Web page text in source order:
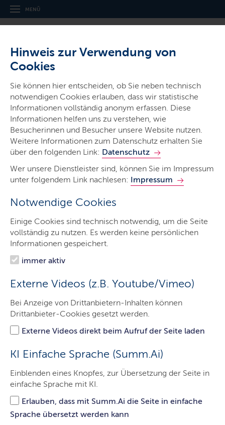
Hinweis zur Verwendung von
Cookies
Sie können hier entscheiden, ob Sie neben technisch
notwendigen Cookies erlauben, dass wir statistische
Informationen vollständig anonym erfassen. Diese
Informationen helfen uns zu verstehen, wie
Besucherinnen und Besucher unsere Website nutzen.
Weitere Informationen zum Datenschutz erhalten Sie
über den folgenden Link: Datenschutz
Wer unsere Dienstleister sind, können Sie im Impressum
unter folgendem Link nachlesen: Impressum
Notwendige Cookies
Einige Cookies sind technisch notwendig, um die Seite
vollständig zu nutzen. Es werden keine persönlichen
Informationen gespeichert.
immer aktiv
Externe Videos (z.B. Youtube/Vimeo)
Bei Anzeige von Drittanbietern-Inhalten können
Drittanbieter-Cookies gesetzt werden.
Externe Videos direkt beim Aufruf der Seite laden
KI Einfache Sprache (Summ.Ai)
Einblenden eines Knopfes, zur Übersetzung der Seite in
einfache Sprache mit KI.
Erlauben, dass mit Summ.Ai die Seite in einfache
Sprache übersetzt werden kann
MENÜ
Amtsgericht Bad Segeberg
Gerichte & Justizbehörden
Start
Das Gericht
Aufgaben
Besucher & Service
Ausbildung & Beruf
Kontakt
Formulare
LETZTE AKTUALISIERUNG: 27.09.2024
Inhalte dieser Seite